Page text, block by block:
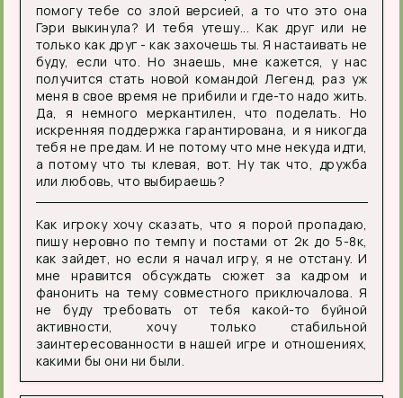
помогу тебе со злой версией, а то что это она
Гэри выкинула? И тебя утешу... Как друг или не
только как друг - как захочешь ты. Я настаивать не
буду, если что. Но знаешь, мне кажется, у нас
получится стать новой командой Легенд, раз уж
меня в свое время не прибили и где-то надо жить.
Да, я немного меркантилен, что поделать. Но
искренняя поддержка гарантирована, и я никогда
тебя не предам. И не потому что мне некуда идти,
а потому что ты клевая, вот. Ну так что, дружба
или любовь, что выбираешь?
Как игроку хочу сказать, что я порой пропадаю,
пишу неровно по темпу и постами от 2к до 5-8к,
как зайдет, но если я начал игру, я не отстану. И
мне нравится обсуждать сюжет за кадром и
фанонить на тему совместного приключалова. Я
не буду требовать от тебя какой-то буйной
активности, хочу только стабильной
заинтересованности в нашей игре и отношениях,
какими бы они ни были.